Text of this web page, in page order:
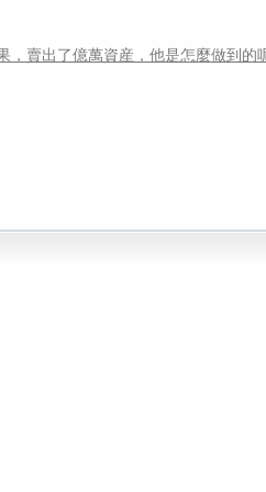
，賣出了億萬資産，他是怎麼做到的